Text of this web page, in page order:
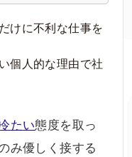
けに不利な仕事を
個人的な理由で社
たい態度を取っ
み優しく接する